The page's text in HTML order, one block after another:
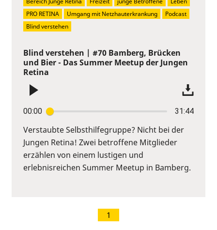
Blind verstehen | #70 Bamberg, Brücken
und Bier - Das Summer Meetup der Jungen
Retina
00:00 31:44
Verstaubte Selbsthilfegruppe? Nicht bei der
Jungen Retina! Zwei betroffene Mitglieder
erzählen von einem lustigen und
erlebnisreichen Summer Meetup in Bamberg.
PRO RETINA
Umgang mit Netzhauterkrankung
Podcast
Blind verstehen
1